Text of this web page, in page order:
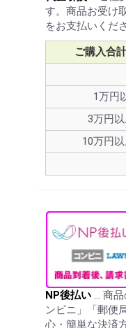
す。商品お受け
をお支払いくだ
ご購入合
1万円
3万円
10万円
NP後払い … 商品
ンビニ」「郵便
心・簡単な決済